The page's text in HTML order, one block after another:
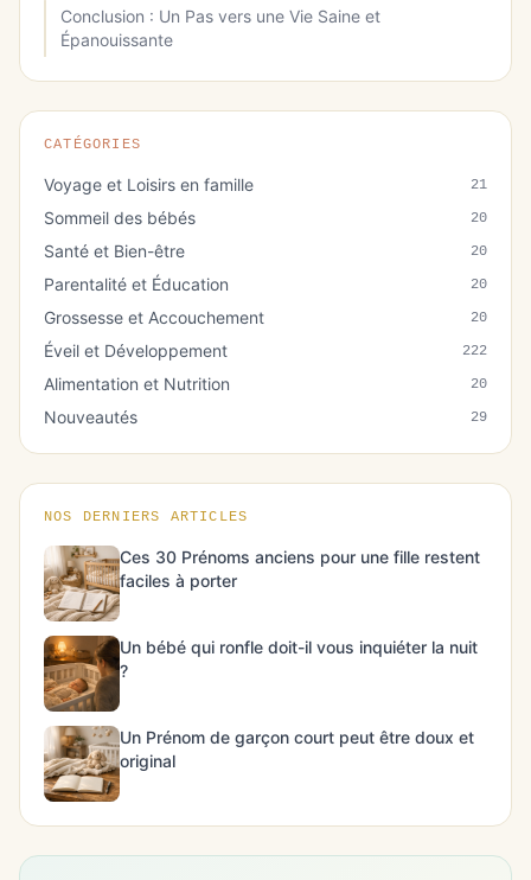
Conclusion : Un Pas vers une Vie Saine et
Épanouissante
CATÉGORIES
Voyage et Loisirs en famille 21
Sommeil des bébés 20
Santé et Bien-être 20
Parentalité et Éducation 20
Grossesse et Accouchement 20
Éveil et Développement 222
Alimentation et Nutrition 20
Nouveautés 29
NOS DERNIERS ARTICLES
Ces 30 Prénoms anciens pour une fille restent
faciles à porter
Un bébé qui ronfle doit-il vous inquiéter la nuit
?
Un Prénom de garçon court peut être doux et
original